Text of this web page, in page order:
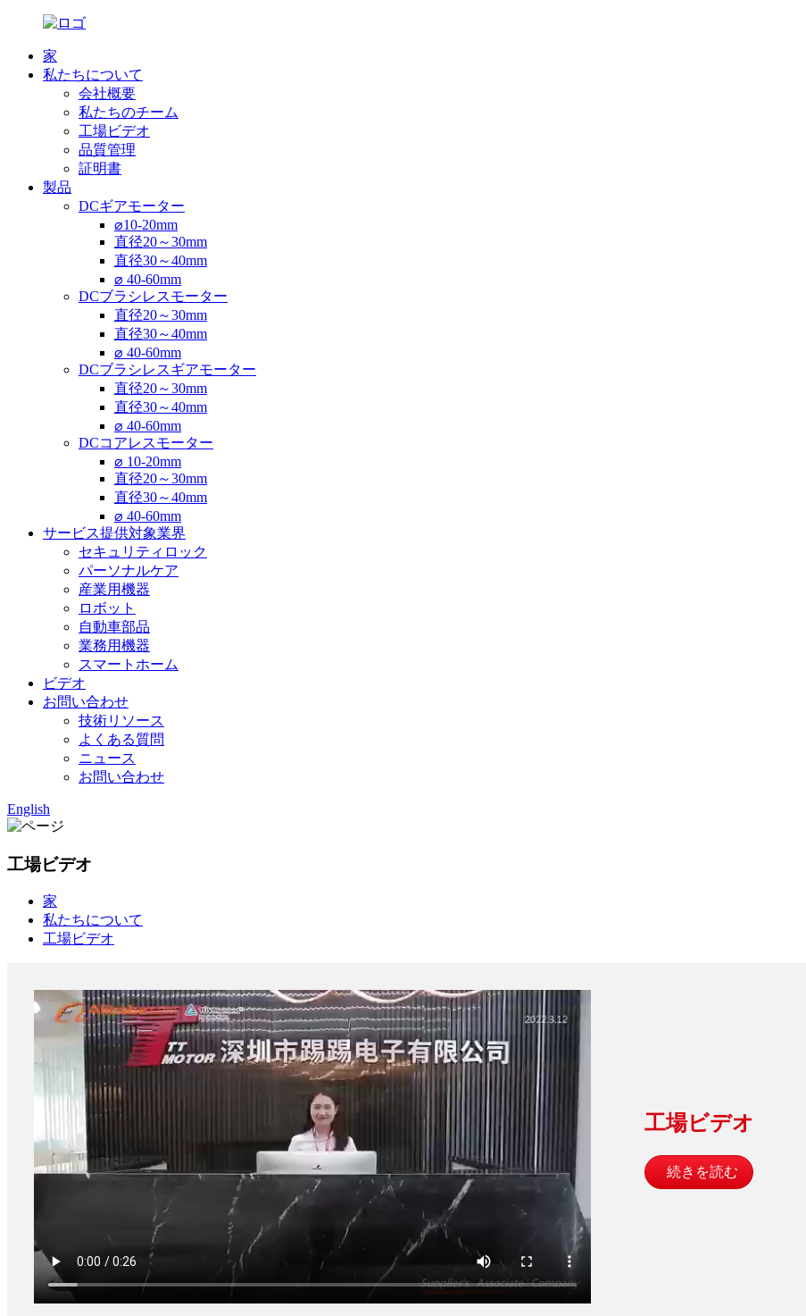
家
私たちについて
会社概要
私たちのチーム
工場ビデオ
品質管理
証明書
製品
DCギアモーター
⌀10-20mm
直径20～30mm
直径30～40mm
⌀ 40-60mm
DCブラシレスモーター
直径20～30mm
直径30～40mm
⌀ 40-60mm
DCブラシレスギアモーター
直径20～30mm
直径30～40mm
⌀ 40-60mm
DCコアレスモーター
⌀ 10-20mm
直径20～30mm
直径30～40mm
⌀ 40-60mm
サービス提供対象業界
セキュリティロック
パーソナルケア
産業用機器
ロボット
自動車部品
業務用機器
スマートホーム
ビデオ
お問い合わせ
技術リソース
よくある質問
ニュース
お問い合わせ
English
工場ビデオ
家
私たちについて
工場ビデオ
工場ビデオ
続きを読む